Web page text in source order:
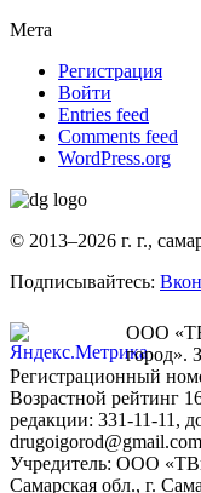
Мета
Регистрация
Войти
Entries feed
Comments feed
WordPress.org
© 2013–2026 г. г.,
Подписывайтесь:
ООО
город».
Регистрационный
Возрастной рейтинг
редакции: 331-11-11,
Учредитель: ООО
Самарская обл., г.